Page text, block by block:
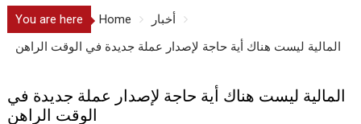
You are here Home
أخبار
المالية ليست هناك أية حاجة لإصدار عملة جديدة في الوقت الراهن
المالية ليست هناك أية حاجة لإصدار عملة جديدة في
الوقت الراهن